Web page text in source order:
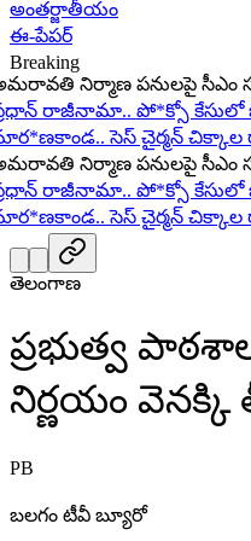
అంతర్జాతీయం
ఈ-పేపర్
Breaking
నిర్మాణ పనులపై సీఎం
రాజీనామా.. పో*క్సో కేసులో
సెస్ చైర్మన్ చిక్కాల
నిర్మాణ పనులపై సీఎం
రాజీనామా.. పో*క్సో కేసులో
సెస్ చైర్మన్ చిక్కాల
తెలంగాణ
ప్రభుత్వ
నిర్ణయం
PB
బలగం టీవీ బ్యూరో